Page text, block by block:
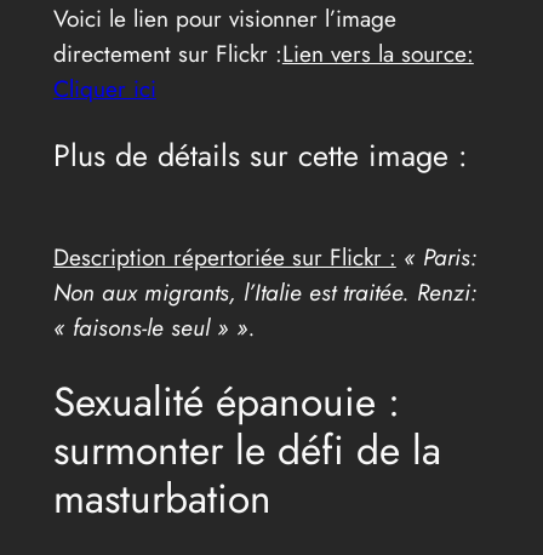
Voici le lien pour visionner l’image
directement sur Flickr :Lien vers la source:
Cliquer ici
Plus de détails sur cette image :
Description répertoriée sur Flickr : « Paris:
Non aux migrants, l’Italie est traitée. Renzi:
« faisons-le seul » ».
Sexualité épanouie :
surmonter le défi de la
masturbation